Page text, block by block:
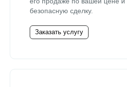
безопасную сделку.
Заказать услугу